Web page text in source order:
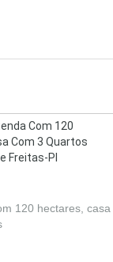
Com 120
Com 3 Quartos
Freitas-PI